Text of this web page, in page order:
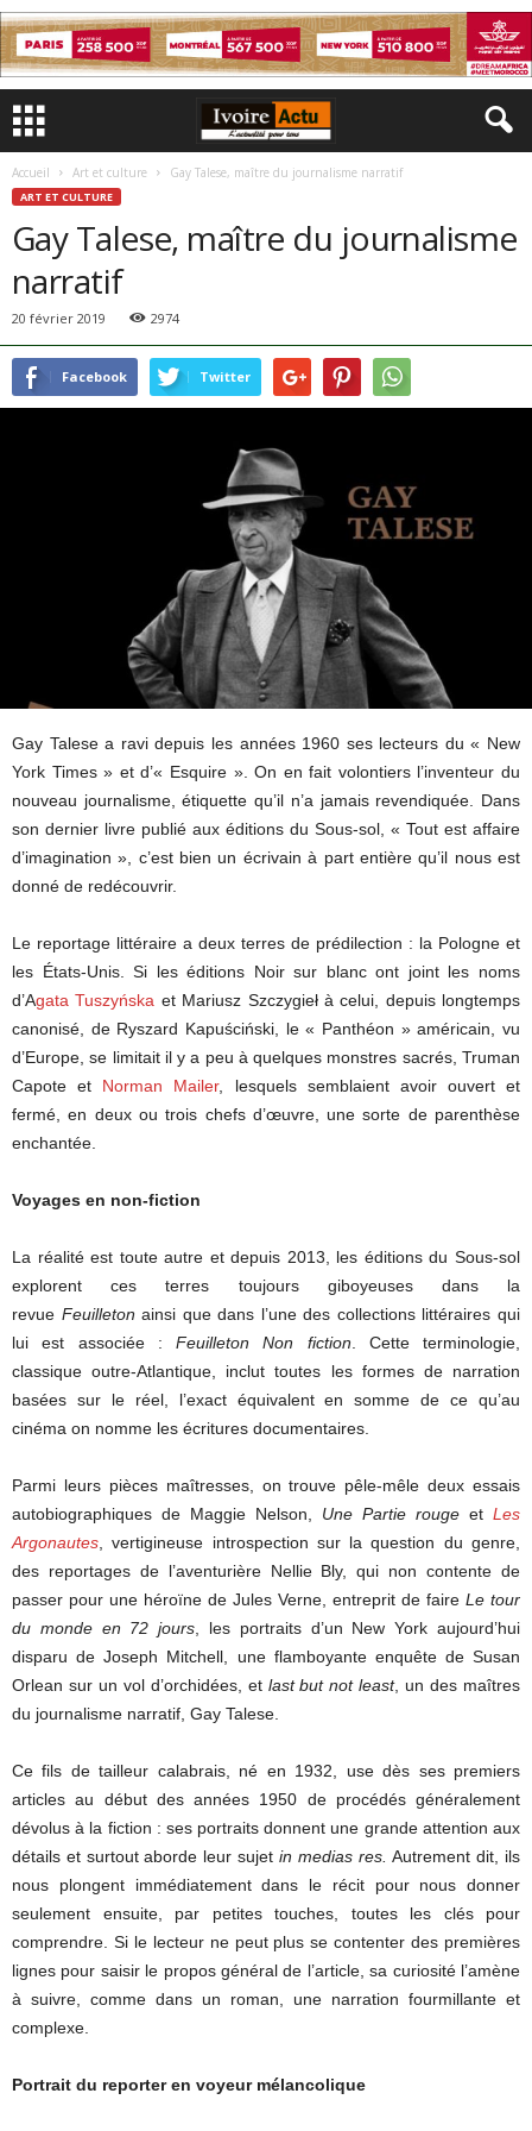
Accueil Art et culture Gay Talese, maître du journalisme narratif
ART ET CULTURE
Gay Talese, maître du journalisme
narratif
20 février 2019 2974
Facebook Twitter
Gay Talese a ravi depuis les années 1960 ses lecteurs du « New
York Times » et d’« Esquire ». On en fait volontiers l’inventeur du
nouveau journalisme, étiquette qu’il n’a jamais revendiquée. Dans
son dernier livre publié aux éditions du Sous-sol, « Tout est affaire
d’imagination », c’est bien un écrivain à part entière qu’il nous est
donné de redécouvrir.
Le reportage littéraire a deux terres de prédilection : la Pologne et
les États-Unis. Si les éditions Noir sur blanc ont joint les noms
d’AgataTuszyńska et Mariusz Szczygieł à celui, depuis longtemps
canonisé, de Ryszard Kapuściński, le « Panthéon » américain, vu
d’Europe, se limitait il y a peu à quelques monstres sacrés, Truman
Capote et Norman Mailer, lesquels semblaient avoir ouvert et
fermé, en deux ou trois chefs d’œuvre, une sorte de parenthèse
enchantée.
Voyages en non-fiction
La réalité est toute autre et depuis 2013, les éditions du Sous-sol
explorent ces terres toujours giboyeuses dans la
revue Feuilleton ainsi que dans l’une des collections littéraires qui
lui est associée : Feuilleton Non fiction . Cette terminologie,
classique outre-Atlantique, inclut toutes les formes de narration
basées sur le réel, l’exact équivalent en somme de ce qu’au
cinéma on nomme les écritures documentaires.
Parmi leurs pièces maîtresses, on trouve pêle-mêle deux essais
autobiographiques de Maggie Nelson, Une Partie rouge et Les
Argonautes , vertigineuse introspection sur la question du genre,
des reportages de l’aventurière Nellie Bly, qui non contente de
passer pour une héroïne de Jules Verne, entreprit de faire Le tour
du monde en 72 jours , les portraits d’un New York aujourd’hui
disparu de Joseph Mitchell, une flamboyante enquête de Susan
Orlean sur un vol d’orchidées, et last but not least, un des maîtres
du journalisme narratif, Gay Talese.
Ce fils de tailleur calabrais, né en 1932, use dès ses premiers
articles au début des années 1950 de procédés généralement
dévolus à la fiction : ses portraits donnent une grande attention aux
détails et surtout aborde leur sujet in medias res.Autrement dit, ils
nous plongent immédiatement dans le récit pour nous donner
seulement ensuite, par petites touches, toutes les clés pour
comprendre. Si le lecteur ne peut plus se contenter des premières
lignes pour saisir le propos général de l’article, sa curiosité l’amène
à suivre, comme dans un roman, une narration fourmillante et
complexe.
Portrait du reporter en voyeur mélancolique